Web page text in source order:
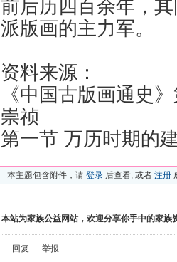
前后历四百余年，
派版画的主力军。
资料来源：
《中国古版画通史
崇祯
第一节 万历时期的
本主题包含附件，请 登录 后查看, 或者 注册
本站为家族公益网站，欢迎分享你手中的家
回复 举报